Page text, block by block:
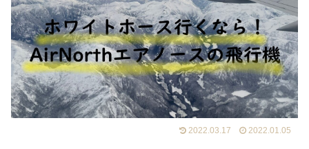
2022.03.17 2022.01.05